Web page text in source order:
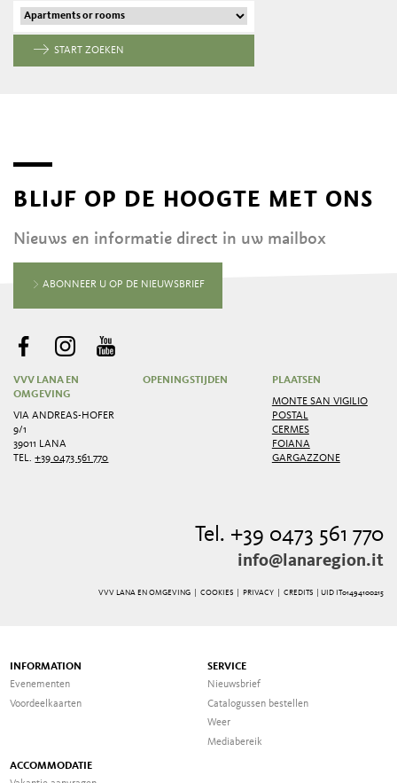
START ZOEKEN
BLIJF OP DE HOOGTE MET ONS
Nieuws en informatie direct in uw mailbox
ABONNEER U OP DE NIEUWSBRIEF
VVV LANA EN
OMGEVING
VIA ANDREAS-HOFER
9/1
39011 LANA
TEL.+39 0473 561 770
OPENINGSTIJDEN
PLAATSEN
MONTE SAN VIGILIO
POSTAL
CERMES
FOIANA
GARGAZZONE
Tel. +39 0473 561 770
info@lanaregion.it
VVV LANA EN OMGEVING | COOKIES| PRIVACY| CREDITS | UID IT01494100215
INFORMATION
Evenementen
Voordeelkaarten
SERVICE
Nieuwsbrief
Catalogussen bestellen
Weer
Mediabereik
ACCOMMODATIE